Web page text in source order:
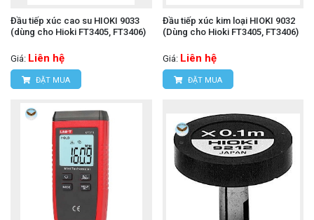
Đầu tiếp xúc cao su HIOKI 9033
(dùng cho Hioki FT3405, FT3406)
Giá: Liên hệ
ĐẶT MUA
Đầu tiếp xúc kim loại HIOKI 9032
(Dùng cho Hioki FT3405, FT3406)
Giá: Liên hệ
ĐẶT MUA